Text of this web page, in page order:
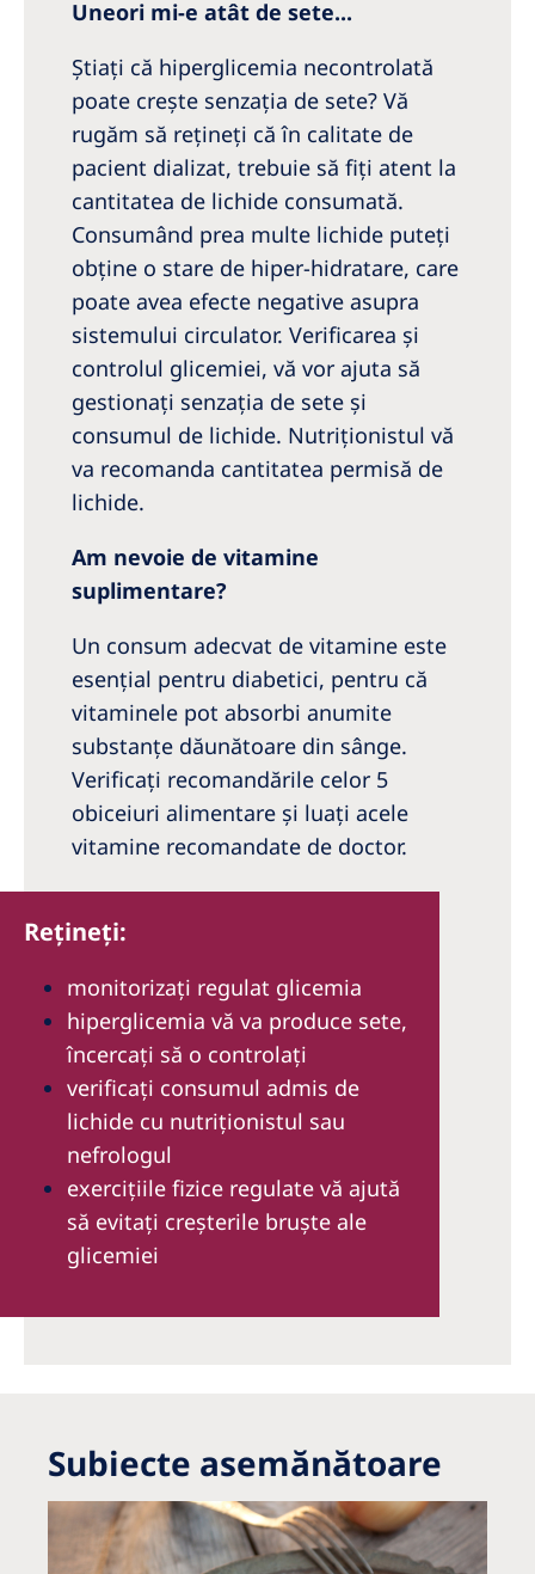
Uneori mi-e atât de sete...
Ştiaţi că hiperglicemia necontrolată
poate creşte senzația de sete? Vă
rugăm să reţineţi că în calitate de
pacient dializat, trebuie să fiţi atent la
cantitatea de lichide consumată.
Consumând prea multe lichide puteți
obține o stare de hiper-hidratare, care
poate avea efecte negative asupra
sistemului circulator. Verificarea și
controlul glicemiei, vă vor ajuta să
gestionați senzația de sete și
consumul de lichide. Nutriţionistul vă
va recomanda cantitatea permisă de
lichide.
Am nevoie de vitamine
suplimentare?
Un consum adecvat de vitamine este
esenţial pentru diabetici, pentru că
vitaminele pot absorbi anumite
substanţe dăunătoare din sânge.
Verificaţi recomandările celor 5
obiceiuri alimentare şi luaţi acele
vitamine recomandate de doctor.
Reţineţi:
monitorizaţi regulat glicemia
hiperglicemia vă va produce sete,
încercaţi să o controlaţi
verificaţi consumul admis de
lichide cu nutriţionistul sau
nefrologul
exerciţiile fizice regulate vă ajută
să evitați creșterile bruște ale
glicemiei
Subiecte asemănătoare